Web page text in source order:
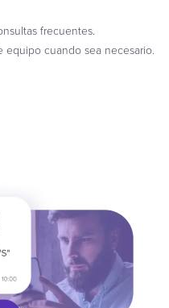
frecuentes.
equipo cuando sea necesario.